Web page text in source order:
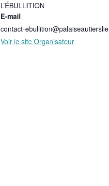
L’ÉBULLITION
E-mail
contact-
Voir le site Organisateur